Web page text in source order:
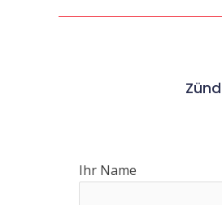
Ihr Name